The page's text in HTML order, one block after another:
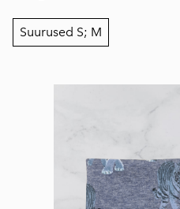
Suurused S; M